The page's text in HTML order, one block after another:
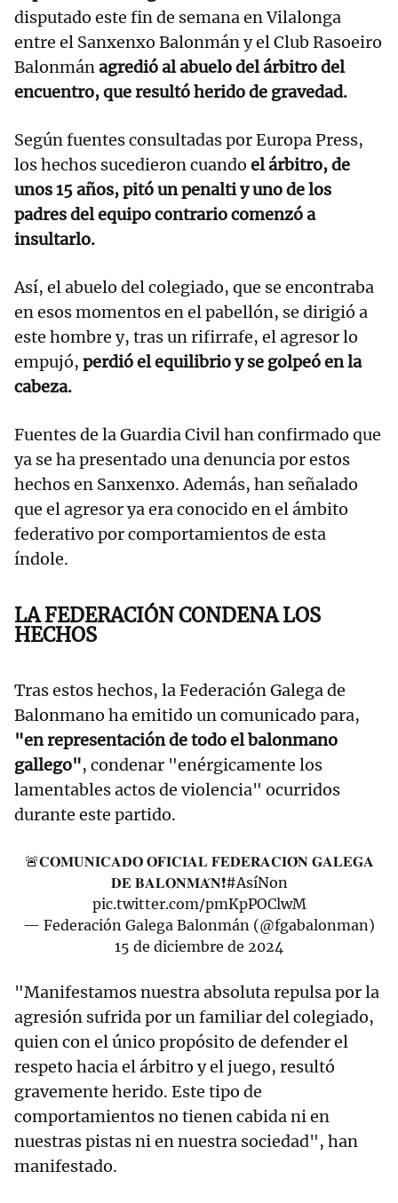
disputado este fin de semana en Vilalonga
entre el Sanxenxo Balonmán y el Club Rasoeiro
Balonmánagredió al abuelo del árbitro del
encuentro, que resultó herido de gravedad.
Según fuentes consultadas por Europa Press,
los hechos sucedieron cuando el árbitro, de
unos 15 años, pitó un penalti y uno de los
padres del equipo contrario comenzó a
insultarlo.
Así, el abuelo del colegiado, que se encontraba
en esos momentos en el pabellón, se dirigió a
este hombre y, tras un rifirrafe, el agresor lo
empujó, perdió el equilibrio y se golpeó en la
cabeza.
Fuentes de la Guardia Civil han confirmado que
ya se ha presentado una denuncia por estos
hechos en Sanxenxo. Además, han señalado
que el agresor ya era conocido en el ámbito
federativo por comportamientos de esta
índole.
LA FEDERACIÓN CONDENA LOS
HECHOS
Tras estos hechos, la Federación Galega de
Balonmano ha emitido un comunicado para,
"en representación de todo el balonmano
gallego", condenar "enérgicamente los
lamentables actos de violencia" ocurridos
durante este partido.
🚨𝐂𝐎𝐌𝐔𝐍𝐈𝐂𝐀𝐃𝐎 𝐎𝐅𝐈𝐂𝐈𝐀𝐋 𝐅𝐄𝐃𝐄𝐑𝐀𝐂𝐈𝐎́𝐍 𝐆𝐀𝐋𝐄𝐆𝐀
𝐃𝐄 𝐁𝐀𝐋𝐎𝐍𝐌𝐀́𝐍❗️#AsíNon
pic.twitter.com/pmKpPOClwM
— Federación Galega Balonmán (@fgabalonman)
15 de diciembre de 2024
"Manifestamos nuestra absoluta repulsa por la
agresión sufrida por un familiar del colegiado,
quien con el único propósito de defender el
respeto hacia el árbitro y el juego, resultó
gravemente herido. Este tipo de
comportamientos no tienen cabida ni en
nuestras pistas ni en nuestra sociedad", han
manifestado.